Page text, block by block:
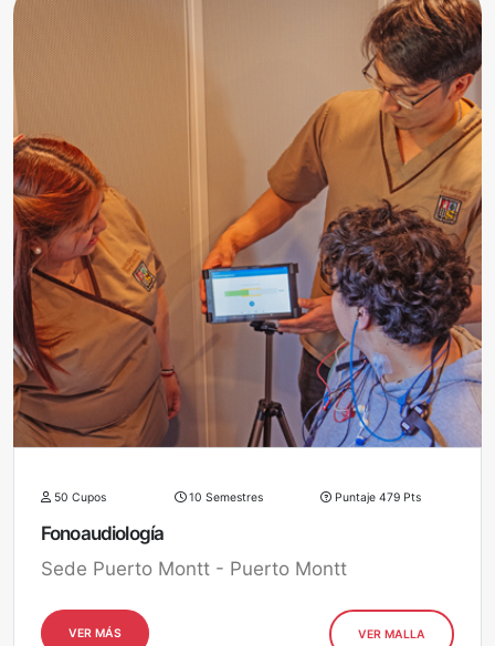
50 Cupos 10 Semestres Puntaje 479 Pts
Fonoaudiología
Sede Puerto Montt - Puerto Montt
VER MÁS VER MALLA